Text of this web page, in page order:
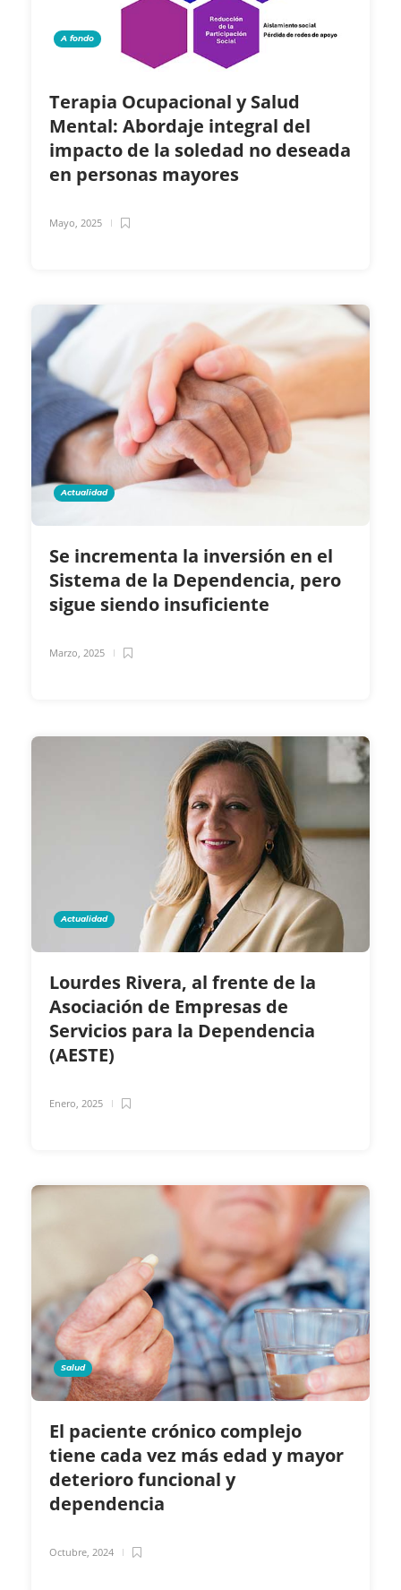
A fondo
Terapia Ocupacional y Salud
Mental: Abordaje integral del
impacto de la soledad no deseada
en personas mayores
Mayo, 2025
Actualidad
Se incrementa la inversión en el
Sistema de la Dependencia, pero
sigue siendo insuficiente
Marzo, 2025
Actualidad
Lourdes Rivera, al frente de la
Asociación de Empresas de
Servicios para la Dependencia
(AESTE)
Enero, 2025
Salud
El paciente crónico complejo
tiene cada vez más edad y mayor
deterioro funcional y
dependencia
Octubre, 2024